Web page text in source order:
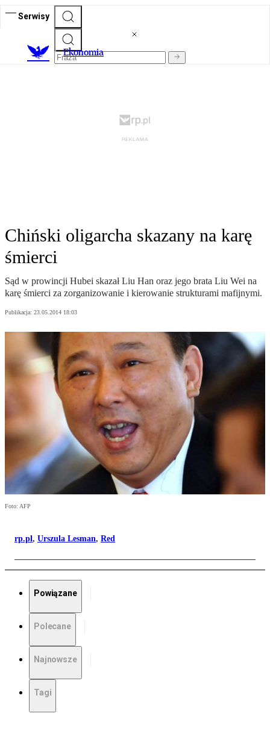
Serwisy
Ekonomia
Chiński oligarcha skazany na karę
śmierci
Sąd w prowincji Hubei skazał Liu Han oraz jego brata Liu Wei na
karę śmierci za zorganizowanie i kierowanie strukturami mafijnymi.
Publikacja: 23.05.2014 18:03
Foto: AFP
rp.pl, Urszula Lesman, Red
Powiązane
Polecane
Najnowsze
Tagi